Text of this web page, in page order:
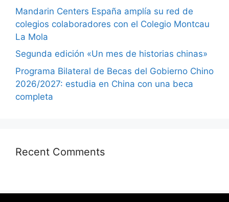
Mandarin Centers España amplía su red de
colegios colaboradores con el Colegio Montcau
La Mola
Segunda edición «Un mes de historias chinas»
Programa Bilateral de Becas del Gobierno Chino
2026/2027: estudia en China con una beca
completa
Recent Comments